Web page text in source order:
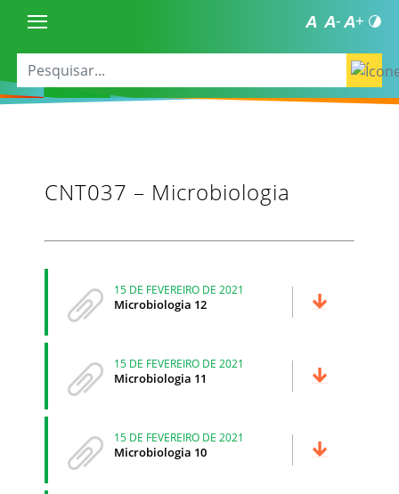
CNT037 – Microbiologia
15 DE FEVEREIRO DE 2021
Microbiologia 12
15 DE FEVEREIRO DE 2021
Microbiologia 11
15 DE FEVEREIRO DE 2021
Microbiologia 10